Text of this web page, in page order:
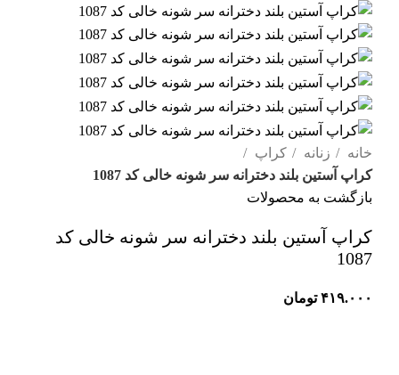
خانه زنانه
کراپ
کراپ آستین‌ بلند دخترانه سر شونه خالی کد 1087
بازگشت به محصولات
کراپ آستین‌ بلند دخترانه سر شونه خالی کد
1087
۴۱۹.۰۰۰ تومان